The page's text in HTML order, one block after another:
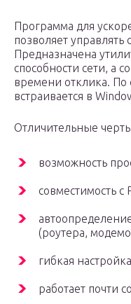
Программа для
позволяет
Предназначена
способности сети, а
времени отклика. По
встраивается в
Отличительные
возможность
совместимость с
(роутера,
гибкая
работает почти